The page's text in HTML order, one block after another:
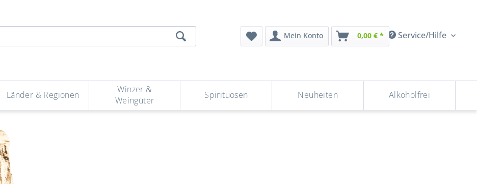
Service/Hilfe
Mein Konto 0,00 € *
Länder & Regionen
Winzer &
Weingüter
Spirituosen Neuheiten Alkoholfrei